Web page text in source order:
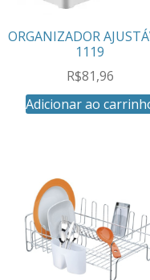
ORGANIZADOR
1119
R$81,96
Adicionar ao